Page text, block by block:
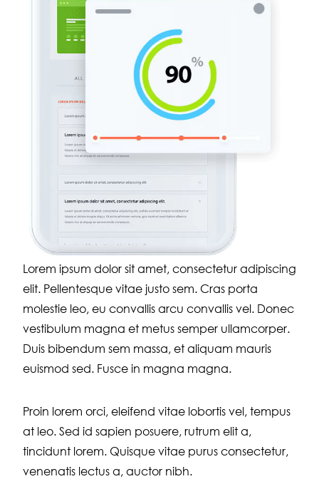
Lorem ipsum dolor sit amet, consectetur adipiscing
elit. Pellentesque vitae justo sem. Cras porta
molestie leo, eu convallis arcu convallis vel. Donec
vestibulum magna et metus semper ullamcorper.
Duis bibendum sem massa, et aliquam mauris
euismod sed. Fusce in magna magna.
Proin lorem orci, eleifend vitae lobortis vel, tempus
at leo. Sed id sapien posuere, rutrum elit a,
tincidunt lorem. Quisque vitae purus consectetur,
venenatis lectus a, auctor nibh.